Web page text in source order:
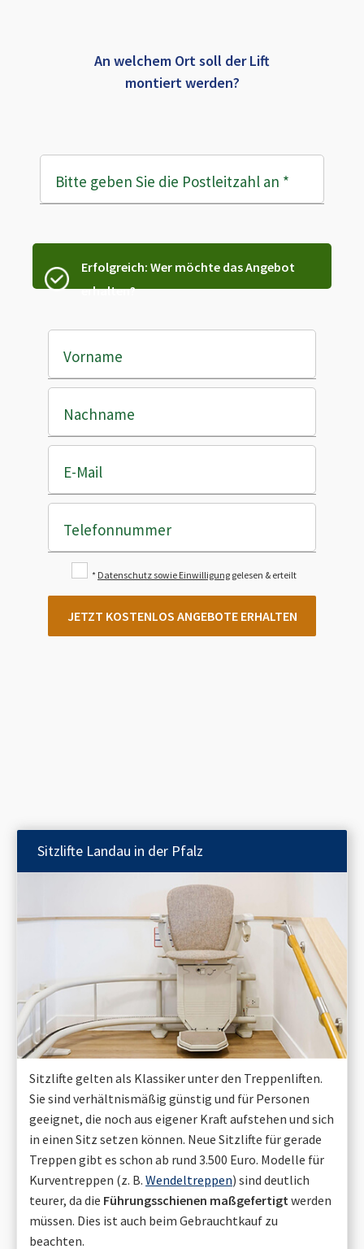
An welchem Ort soll der Lift
montiert werden?
Bitte geben Sie die Postleitzahl an *
Erfolgreich: Wer möchte das Angebot
erhalten?
Vorname
Nachname
E-Mail
Telefonnummer
* Datenschutz sowie Einwilligung gelesen & erteilt
JETZT KOSTENLOS ANGEBOTE ERHALTEN
Sitzlifte Landau in der Pfalz
Sitzlifte gelten als Klassiker unter den Treppenliften.
Sie sind verhältnismäßig günstig und für Personen
geeignet, die noch aus eigener Kraft aufstehen und sich
in einen Sitz setzen können. Neue Sitzlifte für gerade
Treppen gibt es schon ab rund 3.500 Euro. Modelle für
Kurventreppen (z. B. Wendeltreppen) sind deutlich
teurer, da die Führungsschienen maßgefertigt werden
müssen. Dies ist auch beim Gebrauchtkauf zu
beachten.